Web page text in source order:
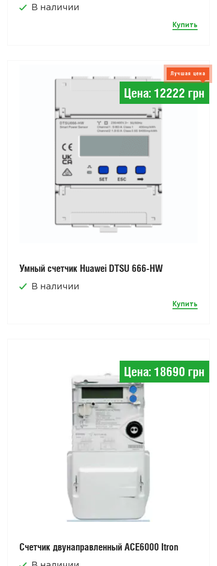
В наличии
Купить
Цена: 12222 грн
Лучшая цена
Умный счетчик Huawei DTSU 666-HW
В наличии
Купить
Цена: 18690 грн
Счетчик двунаправленный АСЕ6000 Itron